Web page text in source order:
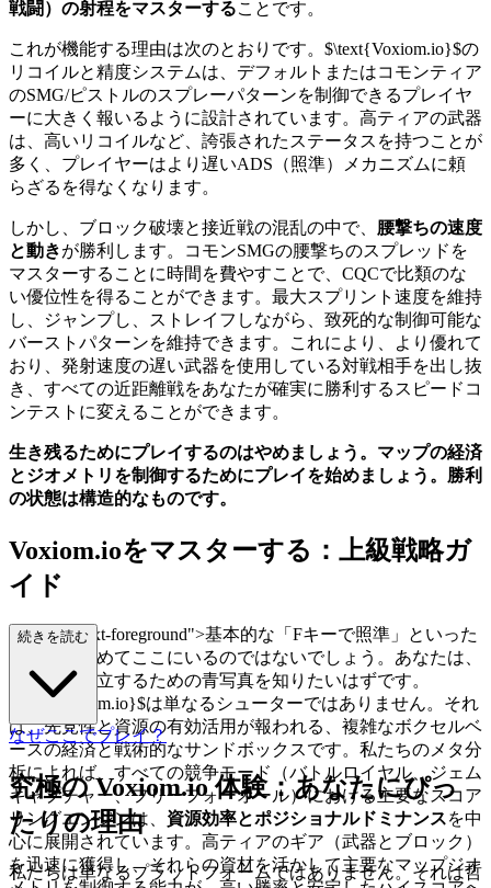
戦闘）の射程をマスターすることです。
これが機能する理由は次のとおりです。$\text{Voxiom.io}$の
リコイルと精度システムは、デフォルトまたはコモンティア
のSMG/ピストルのスプレーパターンを制御できるプレイヤ
ーに大きく報いるように設計されています。高ティアの武器
は、高いリコイルなど、誇張されたステータスを持つことが
多く、プレイヤーはより遅いADS（照準）メカニズムに頼
らざるを得なくなります。
しかし、ブロック破壊と接近戦の混乱の中で、 腰撃ちの速度
と動きが勝利します。コモンSMGの腰撃ちのスプレッドを
マスターすることに時間を費やすことで、CQCで比類のな
い優位性を得ることができます。最大スプリント速度を維持
し、ジャンプし、ストレイフしながら、致死的な制御可能な
バーストパターンを維持できます。これにより、より優れて
おり、発射速度の遅い武器を使用している対戦相手を出し抜
き、すべての近距離戦をあなたが確実に勝利するスピードコ
ンテストに変えることができます。
生き残るためにプレイするのはやめましょう。マップの経済
とジオメトリを制御するためにプレイを始めましょう。勝利
の状態は構造的なものです。
Voxiom.ioをマスターする：上級戦略ガ
イド
ss="mb-4 text-foreground">基本的な「Fキーで照準」といった
ヒントを求めてここにいるのではないでしょう。あなたは、
優位性を確立するための青写真を知りたいはずです。
$\text{Voxiom.io}$は単なるシューターではありません。それ
は、先見性と資源の有効活用が報われる、複雑なボクセルベ
ースの経済と戦術的なサンドボックスです。私たちのメタ分
析によれば、すべての競争モード（バトルロイヤル、ジェム
キャプチャー、フリーフォーオール）における主要なスコア
リングエンジンは、 資源効率とポジショナルドミナンスを中
心に展開されています。高ティアのギア（武器とブロック）
を迅速に獲得し、それらの資材を活かして主要なマップジオ
続きを読む
なぜここでプレイ？
究極の Voxiom.io 体験：あなたにぴっ
たりの理由
私たちは単なるプラットフォームではありません。それは哲